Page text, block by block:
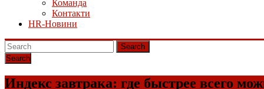
Команда
Контакти
HR-Новини
Search
Индекс завтрака: где быстрее всего